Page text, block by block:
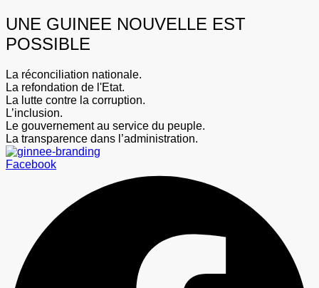
UNE GUINEE NOUVELLE EST
POSSIBLE
La réconciliation nationale.
La refondation de l'Etat.
La lutte contre la corruption.
L’inclusion.
Le gouvernement au service du peuple.
La transparence dans l’administration.
Facebook